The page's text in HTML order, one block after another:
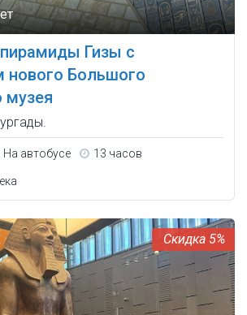
Гизы с
нового Большого
музея
На автобусе 13 часов
5%